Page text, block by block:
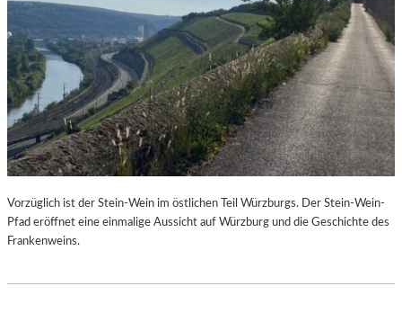
Vorzüglich ist der Stein-Wein im östlichen Teil Würzburgs. Der Stein-Wein-
Pfad eröffnet eine einmalige Aussicht auf Würzburg und die Geschichte des
Frankenweins.